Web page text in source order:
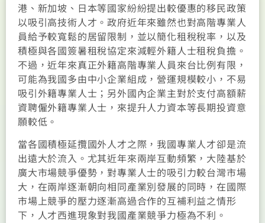
港、新加坡、日本等國家紛紛提出較優惠的移民政策
以吸引高技術人才。政府近年來雖然也對高階專業人
員給予較寬鬆的居留限制，並以簡化租稅稅率，以及
積極與各國簽暑租稅協定來減輕外籍人士租稅負擔。
不過，近年來真正外籍高階專業人員來台比例有限，
可能為我國多由中小企業組成，營運規模較小，不易
吸引外籍專業人士；另外國內企業主對於支付高額薪
資聘僱外籍專業人士，來提升人力資本等長期投資意
願較低。
當各國積極延攬國外人才之際，我國專業人才卻是流
出遠大於流入。尤其近年來兩岸互動頻繁，大陸基於
廣大市場競爭優勢，對專業人士的吸引力較台灣市場
大，在兩岸逐漸朝向相同產業別發展的同時，在國際
市場上競爭的壓力逐漸高過合作的互補利益之情形
下，人才西進現象對我國產業競爭力極為不利。